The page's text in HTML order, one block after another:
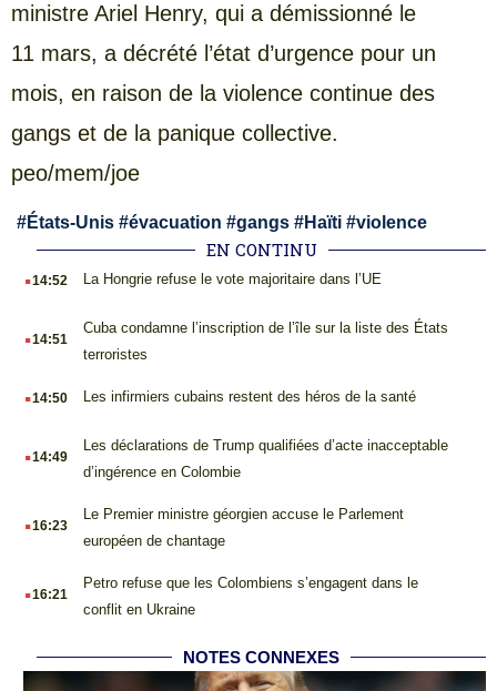
ministre Ariel Henry, qui a démissionné le
11 mars, a décrété l’état d’urgence pour un
mois, en raison de la violence continue des
gangs et de la panique collective.
peo/mem/joe
#États-Unis #évacuation #gangs #Haïti #violence
EN CONTINU
.14:52 La Hongrie refuse le vote majoritaire dans l’UE
.14:51
Cuba condamne l’inscription de l’île sur la liste des États
terroristes
.14:50 Les infirmiers cubains restent des héros de la santé
.14:49
Les déclarations de Trump qualifiées d’acte inacceptable
d’ingérence en Colombie
.16:23
Le Premier ministre géorgien accuse le Parlement
européen de chantage
.16:21
Petro refuse que les Colombiens s’engagent dans le
conflit en Ukraine
NOTES CONNEXES